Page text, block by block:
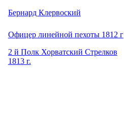
Бернард Клервоский
Офицер линейной пехоты 1812 г
2 й Полк Хорватский Стрелков
1813 г.